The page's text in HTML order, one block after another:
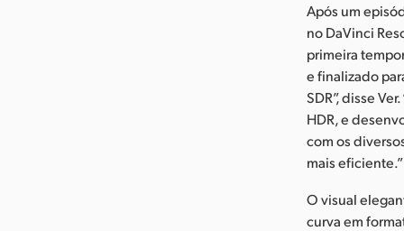
Após um
no DaVinci
primeira
e finalizado
SDR”, disse
HDR, e
com os
mais eficiente.”
O visual
curva em